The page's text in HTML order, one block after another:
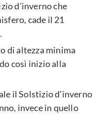
d’inverno che
cade il 21
di altezza minima
così inizio alla
il Solstizio d’inverno
invece in quello